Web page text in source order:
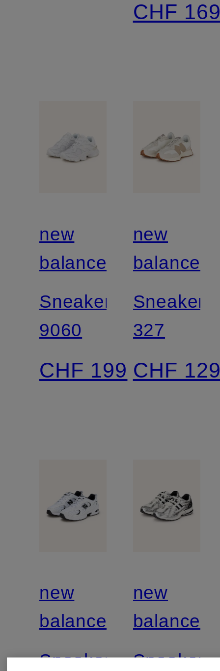
CHF
new
balance
Sneaker
9060
CHF 199
new
balance
Sneaker
327
CHF
new
balance
Sneaker
new
balance
Sneaker